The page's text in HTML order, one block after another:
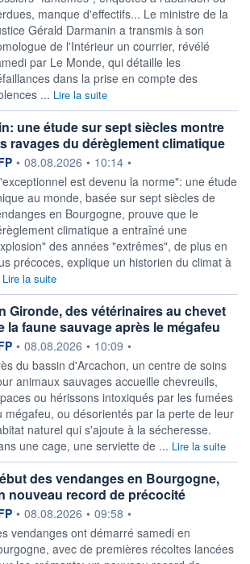
manque d'effectifs... Le ministre de la
Gérald Darmanin a transmis à son
de l'Intérieur un courrier, révélé
par Le Monde, qui détaille les
dans la prise en compte des
... Lire la suite
une étude sur sept siècles montre
ravages du dérèglement climatique
fournie par
• 08.08.2026 • 10:14 •
est devenu la norme": une étude
au monde, basée sur sept siècles de
en Bourgogne, prouve que le
climatique a entraîné une
des années "extrêmes", de plus en
précoces, explique un historien du climat à
Lire la suite
Gironde, des vétérinaires au chevet
la faune sauvage après le mégafeu
fournie par
• 08.08.2026 • 10:09 •
du bassin d'Arcachon, un centre de soins
animaux sauvages accueille chevreuils,
ou hérissons intoxiqués par les fumées
mégafeu, ou désorientés par la perte de leur
naturel qui s'ajoute à la sécheresse.
une cage, une serviette de ... Lire la suite
des vendanges en Bourgogne,
nouveau record de précocité
fournie par
• 08.08.2026 • 09:58 •
vendanges ont démarré samedi en
avec de premières récoltes lancées